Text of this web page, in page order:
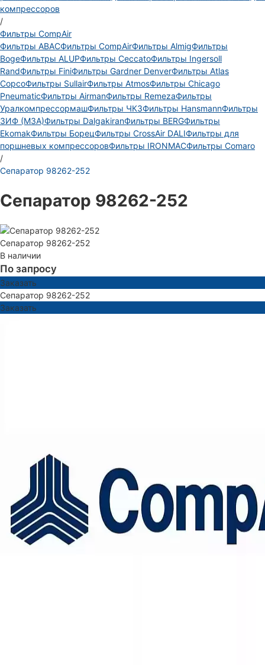
компрессоров
/
Фильтры CompAir
Фильтры ABACФильтры CompAirФильтры AlmigФильтры
BogeФильтры ALUPФильтры CeccatoФильтры Ingersoll
RandФильтры FiniФильтры Gardner DenverФильтры Atlas
CopcoФильтры SullairФильтры AtmosФильтры Chicago
PneumaticФильтры AirmanФильтры RemezaФильтры
УралкомпрессормашФильтры ЧКЗФильтры HansmannФильтры
ЗИФ (МЗА)Фильтры DalgakiranФильтры BERGФильтры
EkomakФильтры БорецФильтры CrossAir DALIФильтры для
поршневых компрессоровФильтры IRONMACФильтры Comaro
/
Сепаратор 98262-252
Сепаратор 98262-252
Сепаратор 98262-252
В наличии
По запросу
Заказать
Сепаратор 98262-252
Заказать